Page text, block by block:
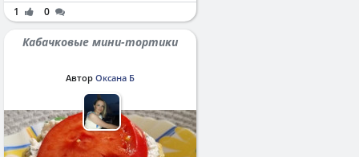
1 0
Кабачковые мини-тортики
Автор Оксана Б